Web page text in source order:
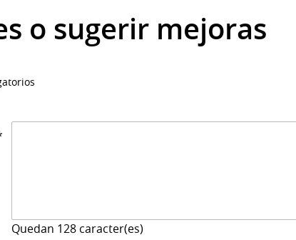
o sugerir mejoras
Quedan 128 caracter(es)